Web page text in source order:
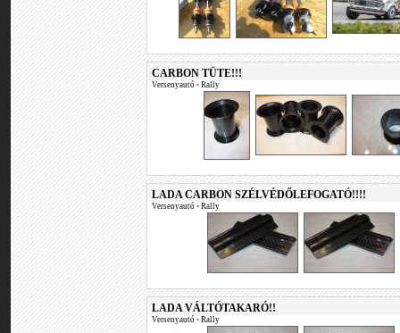
CARBON TÜTE!!!
Versenyautó • Rally
LADA CARBON SZÉLVÉDŐLEFOGATÓ!!!!
Versenyautó • Rally
LADA VÁLTÓTAKARÓ!!
Versenyautó • Rally